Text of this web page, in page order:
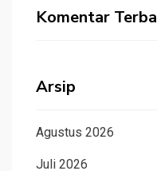
Komentar
Arsip
Agustus 2026
Juli 2026